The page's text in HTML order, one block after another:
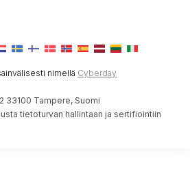
nimellä Cyberday
33100 Tampere, Suomi
tietoturvan hallintaan ja sertifiointiin